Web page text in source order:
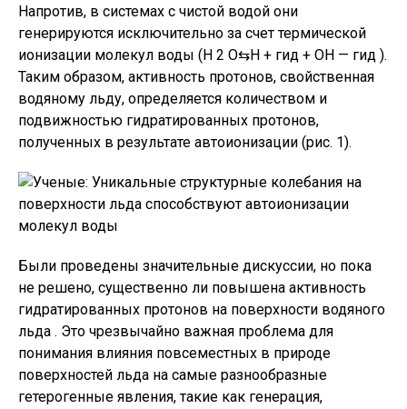
Напротив, в системах с чистой водой они
генерируются исключительно за счет термической
ионизации молекул воды (H 2 O⇆H + гид + OH — гид ).
Таким образом, активность протонов, свойственная
водяному льду, определяется количеством и
подвижностью гидратированных протонов,
полученных в результате автоионизации (рис. 1).
Были проведены значительные дискуссии, но пока
не решено, существенно ли повышена активность
гидратированных протонов на поверхности водяного
льда . Это чрезвычайно важная проблема для
понимания влияния повсеместных в природе
поверхностей льда на самые разнообразные
гетерогенные явления, такие как генерация,